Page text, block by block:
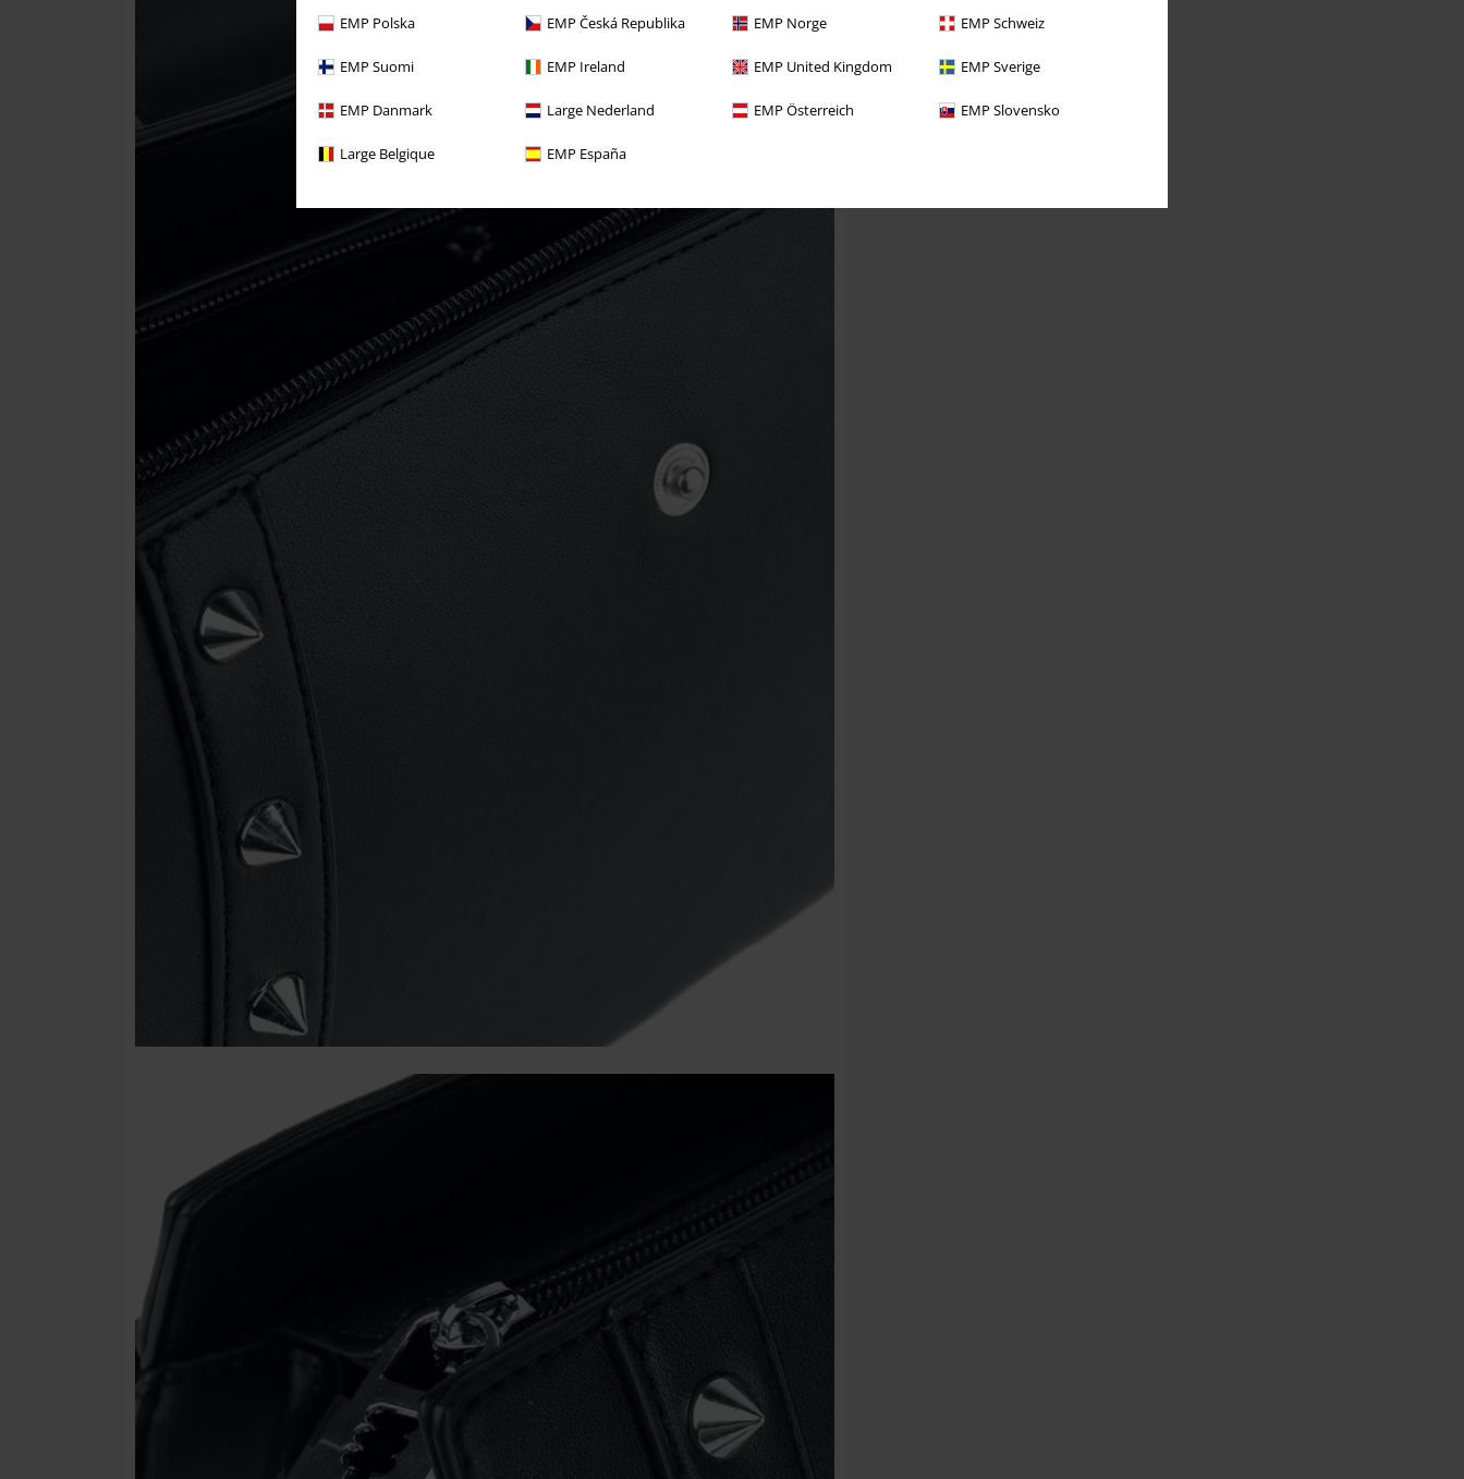
EMP Polska EMP Česká Republika EMP Norge EMP Schweiz
EMP Suomi EMP Ireland EMP United Kingdom EMP Sverige
EMP Danmark Large Nederland EMP Österreich EMP Slovensko
Large Belgique EMP España